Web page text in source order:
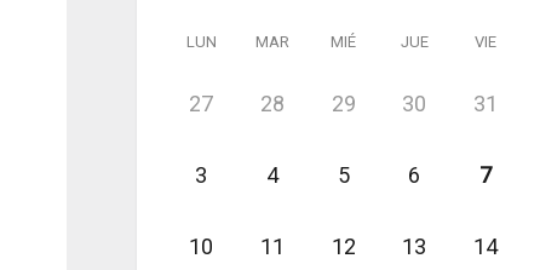
LUN MAR MIÉ JUE VIE
27 28 29 30 31
3 4 5 6 7
10 11 12 13 14